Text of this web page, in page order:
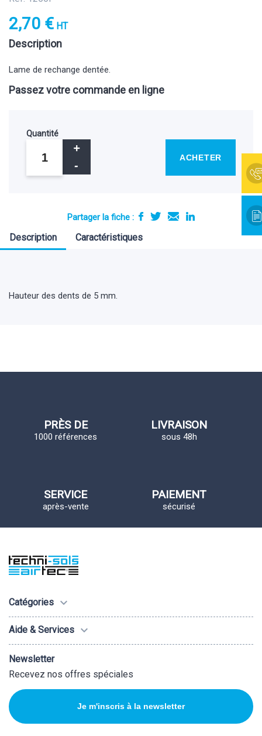
2,70 € HT
Description
Lame de rechange dentée.
Passez votre commande en ligne
Quantité
ACHETER
Partager la fiche :
Description Caractéristiques
Hauteur des dents de 5 mm.
PRÈS DE
1000 références
LIVRAISON
sous 48h
SERVICE
après-vente
PAIEMENT
sécurisé
Catégories 
Aide & Services 
Newsletter
Recevez nos offres spéciales
Je m'inscris à la newsletter